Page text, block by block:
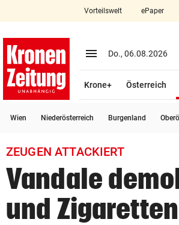
account_circle Anmelden
bookmark
search
Suchbegriff
eingeben
Vorteilswelt ePaper
menu Menü aufklappen
Do., 06.08.2026
Krone+ Österreich
Wien Niederösterreich Burgenland
ZEUGEN ATTACKIERT
Vandale
und